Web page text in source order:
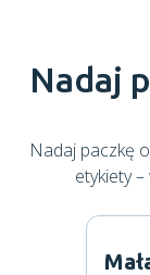
Nadaj
Nadaj paczkę
etykiety